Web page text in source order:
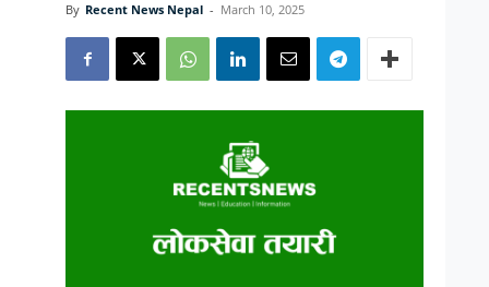
By Recent News Nepal - March 10, 2025